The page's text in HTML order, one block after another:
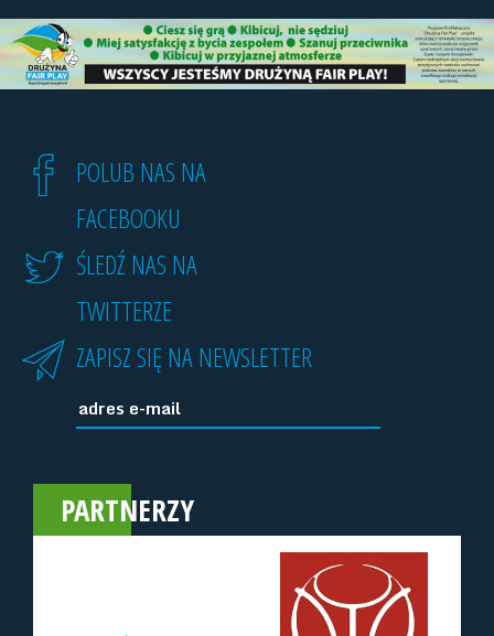
POLUB NAS NA
FACEBOOKU
ŚLEDŹ NAS NA
TWITTERZE
ZAPISZ SIĘ NA NEWSLETTER
PARTNERZY